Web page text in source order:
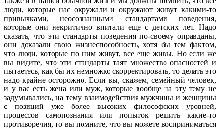
люди, которые нас окружали и окружают живут какими-то
привычками, неосознанными стандартами поведения,
которые они некритично впитали еще с детских лет. Надо
сказать, что эти стандарты поведения по-своему оправданы,
они доказали свою жизнеспособность, хотя бы тем фактом,
что люди, которые по ним живут, все еще живы. Но если же
вы видите, что эти стандарты таят множество опасностей и
пытаетесь, как бы их немножко скорректировать, то делать это
надо крайне осторожно. Если вы, скажем, семейный человек,
и у вас есть жена или муж, которые вообще на эту тему не
задумывались, на тему взаимодействия мужчины и женщины
с позиций уже более высоких философских уровней,
процессов самопознания или попыток решить какие-то
противоречия, то вы помните, что вы можете восприниматься